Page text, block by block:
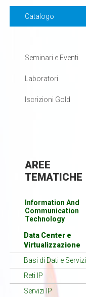
Catalogo
Seminari e Eventi
Laboratori
Iscrizioni Gold
AREE
TEMATICHE
Information And
Communication
Technology
Data Center e
Virtualizzazione
Basi di Dati e Servizi
Reti IP
Servizi IP